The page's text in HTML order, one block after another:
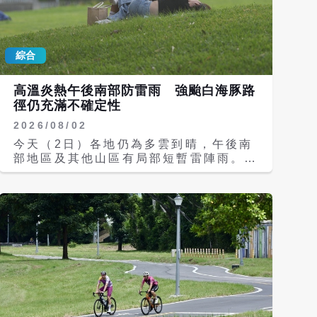
雲、27至33度；馬祖晴時多雲、27至
32度。 各地天氣高溫炎熱，氣象署發布
高溫資訊，今天白天台北市、新北市、桃
園市、新竹縣、南投縣、雲林縣、台南
市、屏東縣、花蓮縣等9縣市為「橙色燈
號」，有連續出現攝氏36度高溫的機
率；彰化縣、宜蘭縣為「黃色燈號」，有
出現36度高溫的機率。 根據中央氣象署
資訊，第13號中度颱風白海豚（國際命
名DOLPHIN）中心位置在台北東方海
面，目前白海豚路徑仍維持先前看法，會
有很大分歧，需持續觀察。 氣象署指
出，預估周五（7日）台灣就會受到白海
豚外圍雲系影響，下半天不排除會發布海
上颱風警報，周六（8日）至下周一（10
日）是白海豚距離台灣最接近的期間，至
於是否會發布陸警，仍要視白海豚北轉的
角度而定；預測白海豚影響台灣期間仍會
維持中颱強度，其中周六與下周日（9
日）降雨最顯著，北部地區及中部山區有
綜合
高溫炎熱午後南部防雷雨 強颱白海豚路
徑仍充滿不確定性
2026/08/02
今天（2日）各地仍為多雲到晴，午後南
部地區及其他山區有局部短暫雷陣雨。
氣溫方面，天氣悶熱，各地高溫約攝氏
36度以上高溫發生的機率，外出請記得
多補充水分並留意防曬，而各地低溫約
26、27度。離島天氣部分，澎湖多雲、
氣溫27至31度；金門多雲時陰、26至
31度；馬祖多雲、27至31度。 天氣高
溫炎熱，氣象署發布高溫資訊，今天白天
台北市、新北市為「橙色燈號」，有連續
出現攝氏36度高溫的機率；彰化縣、花
蓮縣為「黃色燈號」，有出現36度高溫